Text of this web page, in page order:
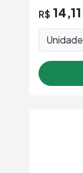
R$ 14,11
Unidade